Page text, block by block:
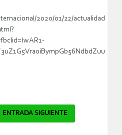
2020/01/22/actualidad
ENTRADA SIGUIENTE